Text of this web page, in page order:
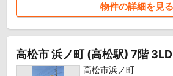
物件の詳細を見る
高松市 浜ノ町 (高松駅) 7階
高松市浜ノ町